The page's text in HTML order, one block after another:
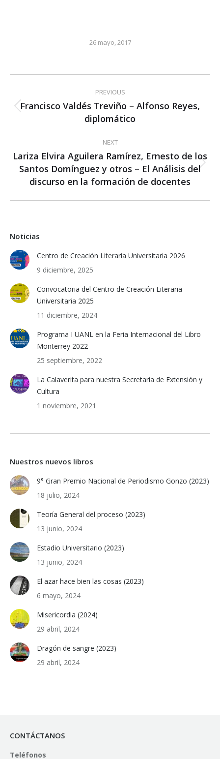
26 mayo, 2017
navigation
PREVIOUS
Previous
post:
Francisco Valdés Treviño – Alfonso Reyes,
diplomático
NEXT
Next
post:
Lariza Elvira Aguilera Ramírez, Ernesto de los
Santos Domínguez y otros – El Análisis del
discurso en la formación de docentes
Noticias
Centro de Creación Literaria Universitaria 2026
9 diciembre, 2025
Convocatoria del Centro de Creación Literaria
Universitaria 2025
11 diciembre, 2024
Programa I UANL en la Feria Internacional del Libro
Monterrey 2022
25 septiembre, 2022
La Calaverita para nuestra Secretaría de Extensión y
Cultura
1 noviembre, 2021
Nuestros nuevos libros
9° Gran Premio Nacional de Periodismo Gonzo (2023)
18 julio, 2024
Teoría General del proceso (2023)
13 junio, 2024
Estadio Universitario (2023)
13 junio, 2024
El azar hace bien las cosas (2023)
6 mayo, 2024
Misericordia (2024)
29 abril, 2024
Dragón de sangre (2023)
29 abril, 2024
CONTÁCTANOS
Teléfonos